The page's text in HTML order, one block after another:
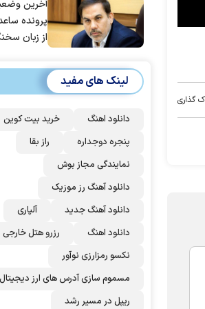
گذاری
آخرین
پرونده
از زبان
لینک های مفید
دانلود اهنگ
خرید بیت کوین
پنجره دوجداره
راز بقا
نمایندگی مجاز بوش
دانلود آهنگ رز‌ موزیک
دانلود آهنگ جدید
آلپاری
دانلود اهنگ
رزرو هتل خارجی
نکسو رمزارزی نوآور
مسموم سازی آدرس های ارز دیجیتال
ریپل در مسیر رشد